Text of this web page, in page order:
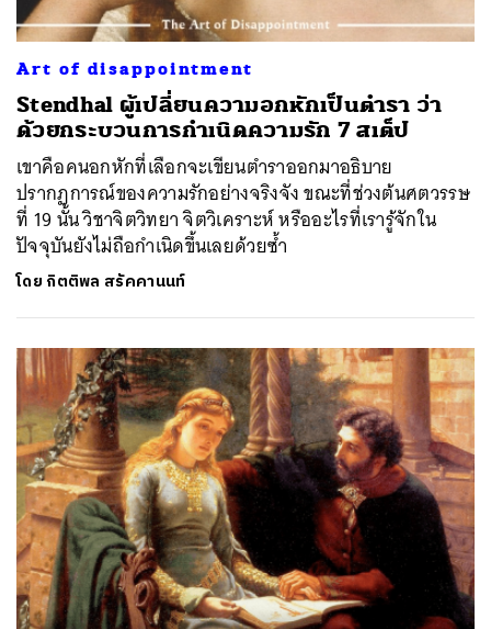
Art of disappointment
Stendhal ผู้เปลี่ยนความอกหักเป็นตำรา ว่า
ด้วยกระบวนการกำเนิดความรัก 7 สเต็ป
เขาคือคนอกหักที่เลือกจะเขียนตำราออกมาอธิบาย
ปรากฏการณ์ของความรักอย่างจริงจัง ขณะที่ช่วงต้นศตวรรษ
ที่ 19 นั้น วิชาจิตวิทยา จิตวิเคราะห์ หรืออะไรที่เรารู้จักใน
ปัจจุบันยังไม่ถือกำเนิดขึ้นเลยด้วยซ้ำ
โดย กิตติพล สรัคคานนท์